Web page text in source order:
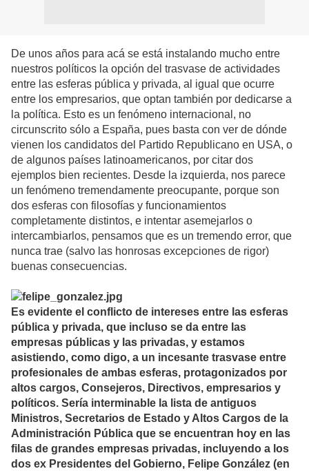
De unos años para acá se está instalando mucho entre
nuestros políticos la opción del trasvase de actividades
entre las esferas pública y privada, al igual que ocurre
entre los empresarios, que optan también por dedicarse a
la política. Esto es un fenómeno internacional, no
circunscrito sólo a España, pues basta con ver de dónde
vienen los candidatos del Partido Republicano en USA, o
de algunos países latinoamericanos, por citar dos
ejemplos bien recientes. Desde la izquierda, nos parece
un fenómeno tremendamente preocupante, porque son
dos esferas con filosofías y funcionamientos
completamente distintos, e intentar asemejarlos o
intercambiarlos, pensamos que es un tremendo error, que
nunca trae (salvo las honrosas excepciones de rigor)
buenas consecuencias.
Es evidente el conflicto de intereses entre las esferas
pública y privada, que incluso se da entre las
empresas públicas y las privadas, y estamos
asistiendo, como digo, a un incesante trasvase entre
profesionales de ambas esferas, protagonizados por
altos cargos, Consejeros, Directivos, empresarios y
políticos. Sería interminable la lista de antiguos
Ministros, Secretarios de Estado y Altos Cargos de la
Administración Pública que se encuentran hoy en las
filas de grandes empresas privadas, incluyendo a los
dos ex Presidentes del Gobierno, Felipe González (en